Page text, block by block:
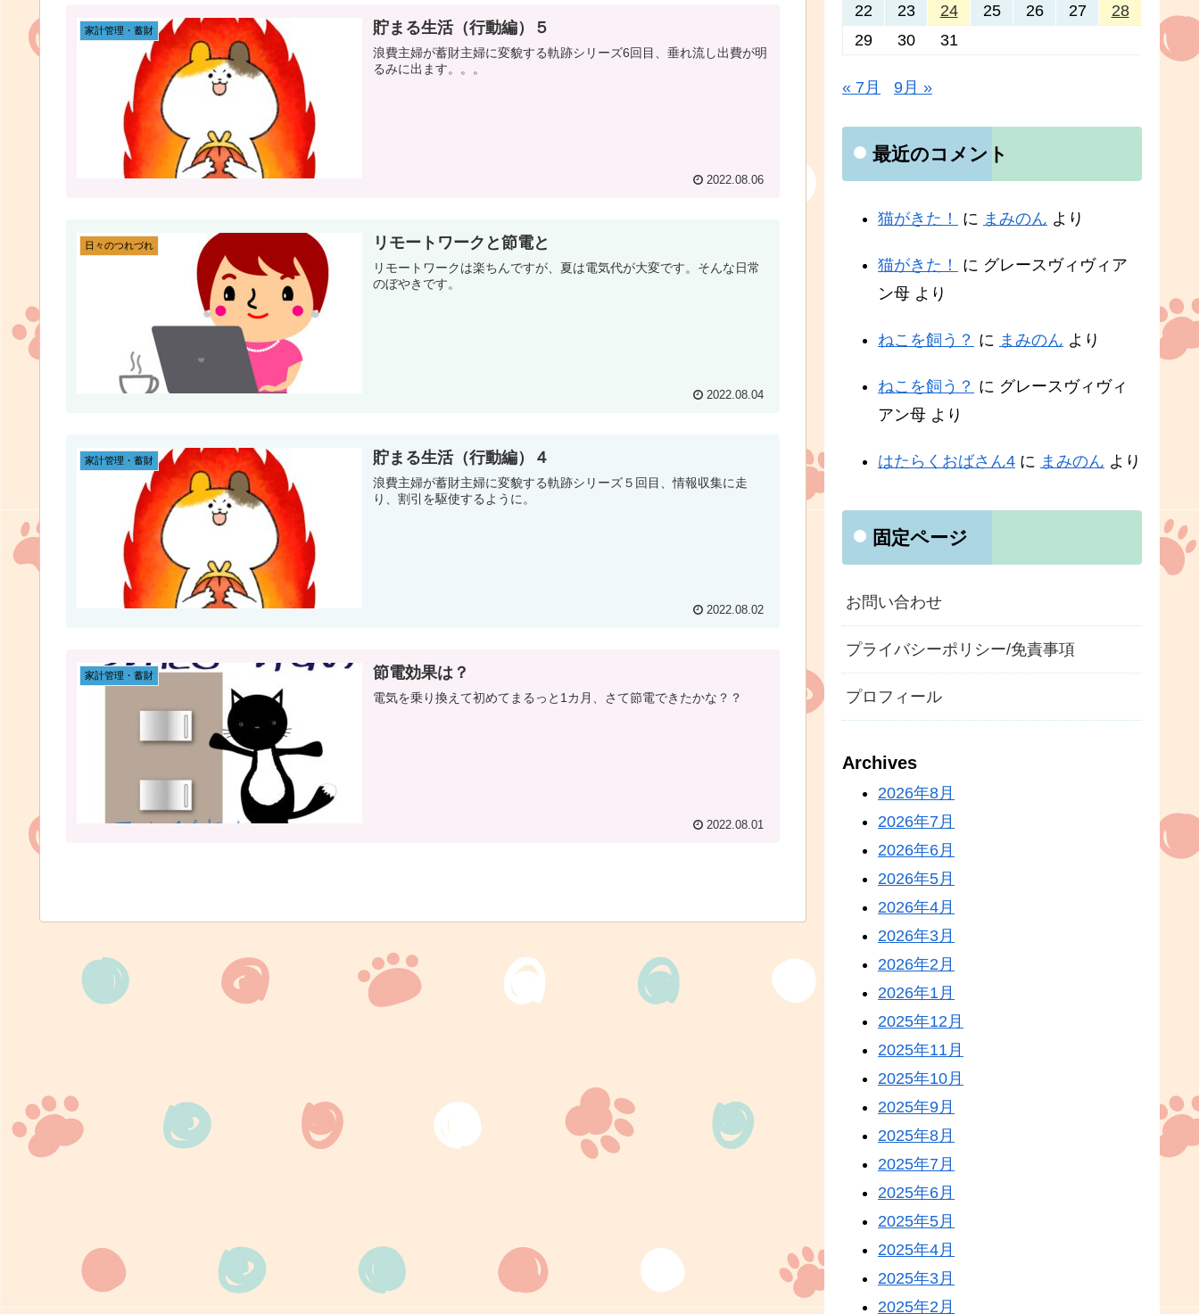
家計管理・蓄財 貯まる生活（行動編）５
浪費主婦が蓄財主婦に変貌する軌跡シリーズ6回目、垂れ流し出費が明
るみに出ます。。。
2022.08.06
日々のつれづれ リモートワークと節電と
リモートワークは楽ちんですが、夏は電気代が大変です。そんな日常
のぼやきです。
2022.08.04
家計管理・蓄財 貯まる生活（行動編）４
浪費主婦が蓄財主婦に変貌する軌跡シリーズ５回目、情報収集に走
り、割引を駆使するように。
2022.08.02
家計管理・蓄財 節電効果は？
電気を乗り換えて初めてまるっと1カ月、さて節電できたかな？？
2022.08.01
22
23 24 25 26 27
28
29
30 31
« 7月 9月 »
最近のコメント
猫がきた！ に まみのん より
猫がきた！ に グレースヴィヴィア
ン母 より
ねこを飼う？ に まみのん より
ねこを飼う？ に グレースヴィヴィ
アン母 より
はたらくおばさん4 に まみのん より
固定ページ
お問い合わせ
プライバシーポリシー/免責事項
プロフィール
Archives
2026年8月
2026年7月
2026年6月
2026年5月
2026年4月
2026年3月
2026年2月
2026年1月
2025年12月
2025年11月
2025年10月
2025年9月
2025年8月
2025年7月
2025年6月
2025年5月
2025年4月
2025年3月
2025年2月